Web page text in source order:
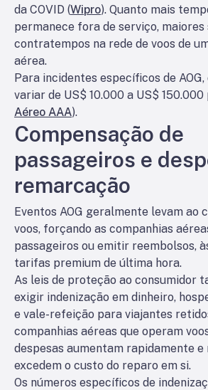
da COVID (Wipro). Quanto mais
permanece fora de serviço, maiores
contratempos na rede de voos de
aérea.
Para incidentes específicos de
variar de US$ 10.000 a US$ 150.000
Aéreo AAA).
Compensação de
passageiros e
remarcação
Eventos AOG geralmente levam ao
voos, forçando as companhias
passageiros ou emitir reembolsos,
tarifas premium de última hora.
As leis de proteção ao consumidor
exigir indenização em dinheiro,
e vale-refeição para viajantes
companhias aéreas que operam
despesas aumentam rapidamente e
excedem o custo do reparo em si.
Os números específicos de